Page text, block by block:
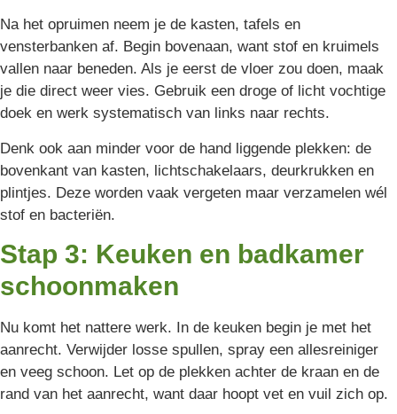
Na het opruimen neem je de kasten, tafels en
vensterbanken af. Begin bovenaan, want stof en kruimels
vallen naar beneden. Als je eerst de vloer zou doen, maak
je die direct weer vies. Gebruik een droge of licht vochtige
doek en werk systematisch van links naar rechts.
Denk ook aan minder voor de hand liggende plekken: de
bovenkant van kasten, lichtschakelaars, deurkrukken en
plintjes. Deze worden vaak vergeten maar verzamelen wél
stof en bacteriën.
Stap 3: Keuken en badkamer
schoonmaken
Nu komt het nattere werk. In de keuken begin je met het
aanrecht. Verwijder losse spullen, spray een allesreiniger
en veeg schoon. Let op de plekken achter de kraan en de
rand van het aanrecht, want daar hoopt vet en vuil zich op.